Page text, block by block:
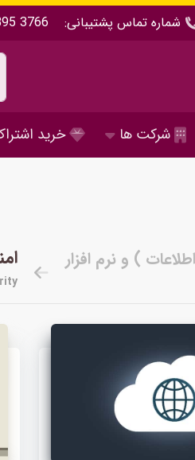
شماره تماس پشتیبانی: 3766
شرکت ها خرید